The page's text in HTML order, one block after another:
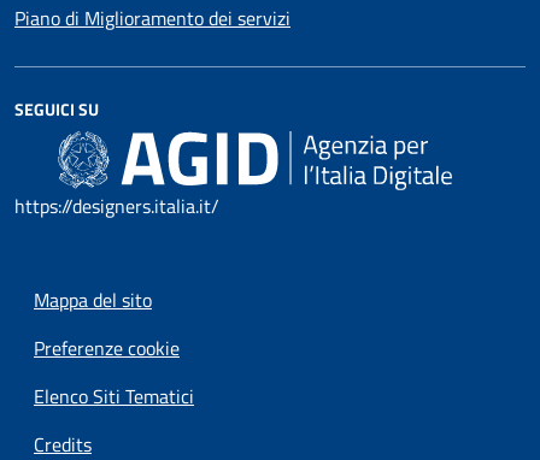
Piano di Miglioramento dei servizi
SEGUICI SU
https://designers.italia.it/
Mappa del sito
Preferenze cookie
Elenco Siti Tematici
Credits